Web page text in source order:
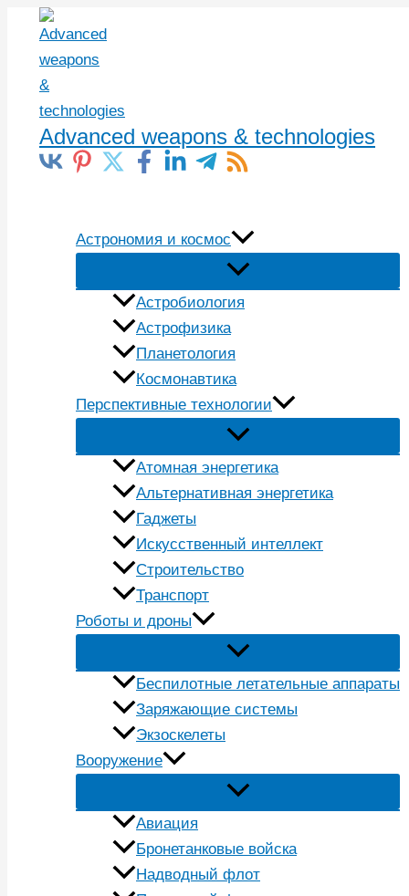
Перейти
содержимому
Advanced weapons & technologies
Астрономия и космос
Астробиология
Астрофизика
Планетология
Космонавтика
Перспективные технологии
Атомная энергетика
Альтернативная энергетика
Гаджеты
Искусственный интеллект
Строительство
Транспорт
Роботы и дроны
Беспилотные летательные аппараты
Заряжающие системы
Экзоскелеты
Вооружение
Авиация
Бронетанковые войска
Надводный флот